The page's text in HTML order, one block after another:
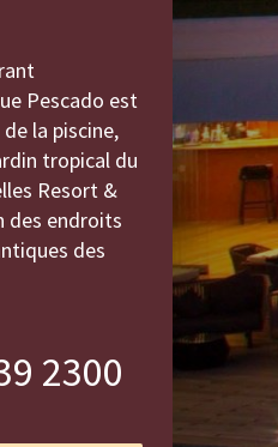
Pescado est
la piscine,
tropical du
Resort &
des endroits
des
2300